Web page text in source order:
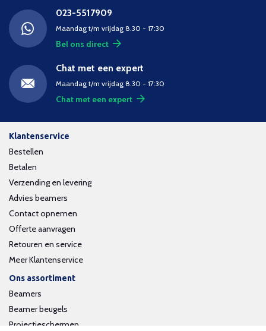
023-5517909
Maandag t/m vrijdag 8.30 - 17:30
Bel ons direct
Chat met een expert
Maandag t/m vrijdag 8.30 - 17:30
Chat met een expert
Klantenservice
Bestellen
Betalen
Verzending en levering
Advies beamers
Contact opnemen
Offerte aanvragen
Retouren en service
Meer Klantenservice
Ons assortiment
Beamers
Beamer beugels
Projectieschermen